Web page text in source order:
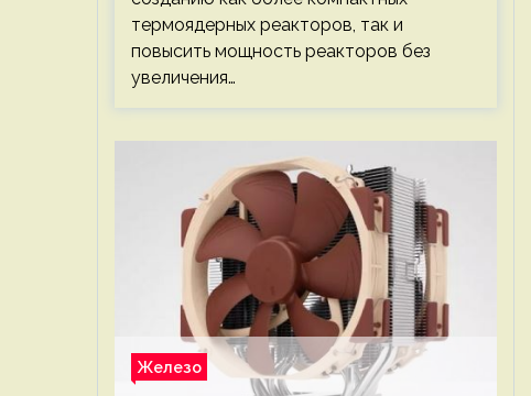
термоядерных реакторов, так и
повысить мощность реакторов без
увеличения…
Железо